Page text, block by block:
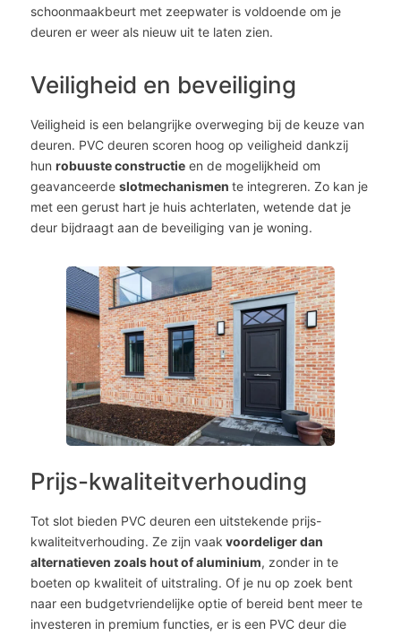
schoonmaakbeurt met zeepwater is voldoende om je
deuren er weer als nieuw uit te laten zien.
Veiligheid en beveiliging
Veiligheid is een belangrijke overweging bij de keuze van
deuren. PVC deuren scoren hoog op veiligheid dankzij
hun robuuste constructie en de mogelijkheid om
geavanceerde slotmechanismen te integreren. Zo kan je
met een gerust hart je huis achterlaten, wetende dat je
deur bijdraagt aan de beveiliging van je woning.
Prijs-kwaliteitverhouding
Tot slot bieden PVC deuren een uitstekende prijs-
kwaliteitverhouding. Ze zijn vaak voordeliger dan
alternatieven zoals hout of aluminium, zonder in te
boeten op kwaliteit of uitstraling. Of je nu op zoek bent
naar een budgetvriendelijke optie of bereid bent meer te
investeren in premium functies, er is een PVC deur die